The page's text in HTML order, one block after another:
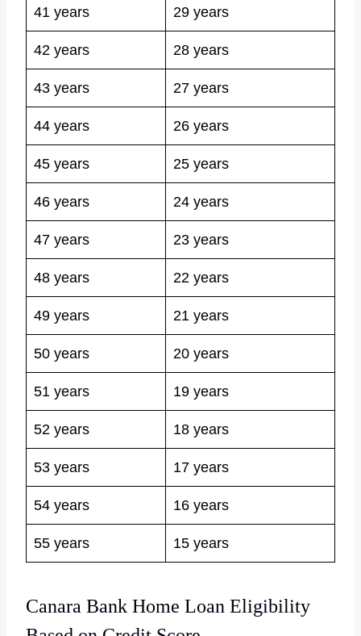
41 years 29 years
42 years 28 years
43 years 27 years
44 years 26 years
45 years 25 years
46 years 24 years
47 years 23 years
48 years 22 years
49 years 21 years
50 years 20 years
51 years 19 years
52 years 18 years
53 years 17 years
54 years 16 years
55 years 15 years
Canara Bank Home Loan Eligibility